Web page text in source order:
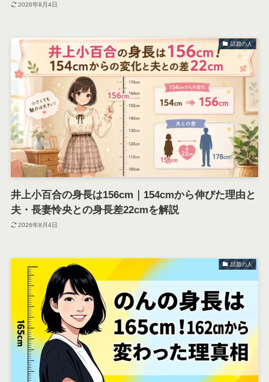
2026年8月4日
話題の人
井上小百合の身長は156cm｜154cmから伸びた理由と
夫・長妻怜央との身長差22cmを解説
2026年8月4日
話題の人